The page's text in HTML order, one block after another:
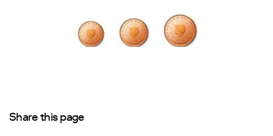
Share this page